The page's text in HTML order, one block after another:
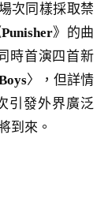
次同樣採取禁
Punisher》的曲
時首演四首新
〉，但詳情
引發外界廣泛
到來。